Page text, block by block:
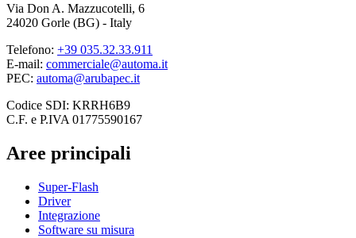
Via Don A. Mazzucotelli, 6
24020 Gorle (BG) - Italy
Telefono: +39 035.32.33.911
E-mail: commerciale@automa.it
PEC: automa@arubapec.it
Codice SDI: KRRH6B9
C.F. e P.IVA 01775590167
Aree principali
Super-Flash
Driver
Integrazione
Software su misura